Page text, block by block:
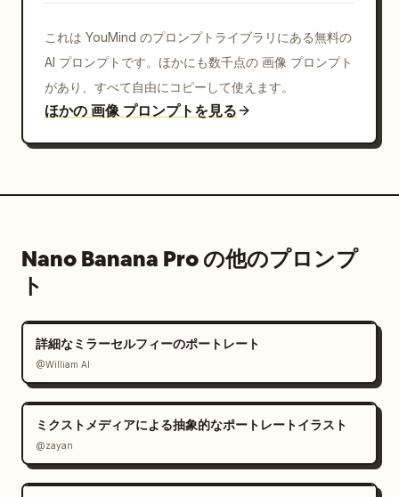
これは YouMind のプロンプトライブラリにある無料の
AI プロンプトです。ほかにも数千点の 画像 プロンプト
があり、すべて自由にコピーして使えます。
ほかの 画像 プロンプトを見る
Nano Banana Pro の他のプロンプ
ト
詳細なミラーセルフィーのポートレート
@William AI
ミクストメディアによる抽象的なポートレートイラスト
@zayan